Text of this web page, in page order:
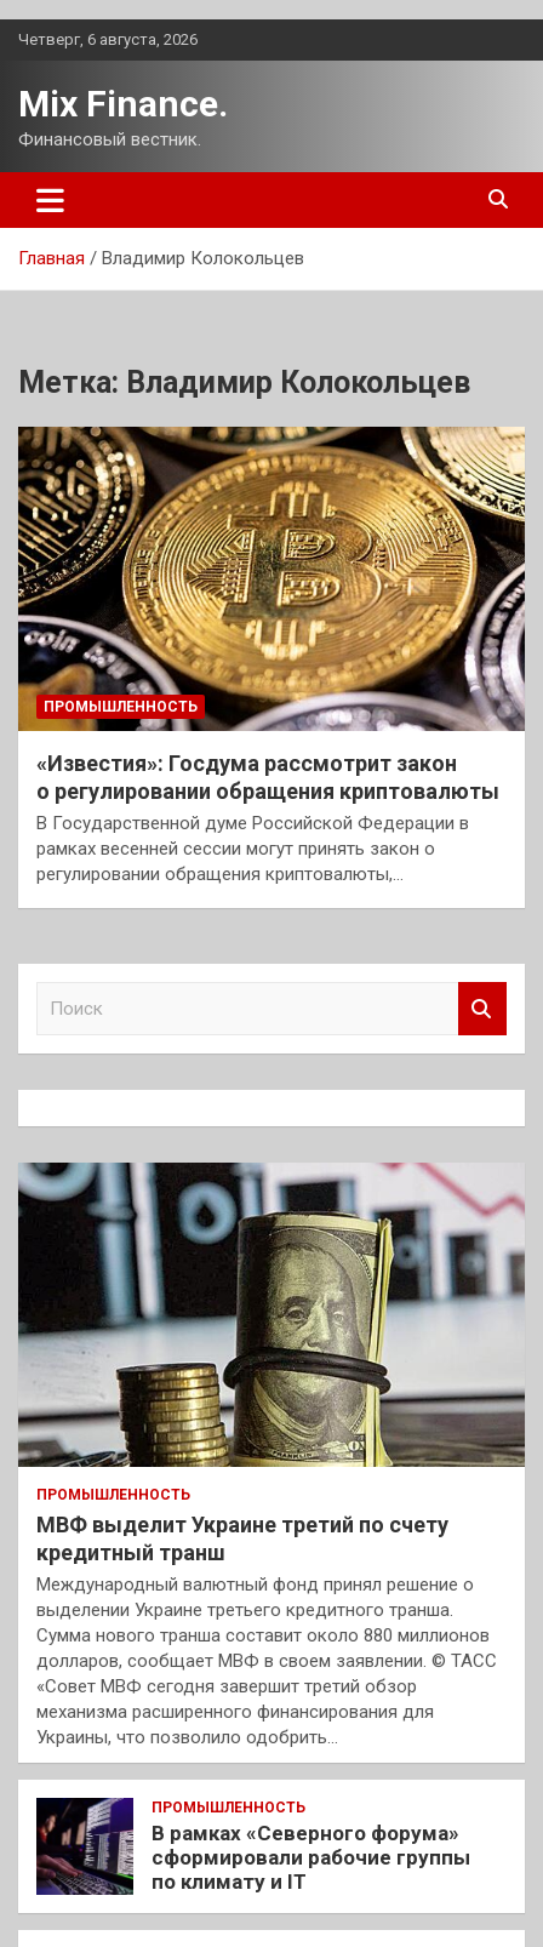
Перейти
Четверг, 6 августа, 2026
Mix Finance.
Финансовый вестник.
Главная Владимир Колокольцев
Метка: Владимир Колокольцев
ПРОМЫШЛЕННОСТЬ
«Известия»: Госдума рассмотрит закон
о регулировании обращения криптовалюты
В Государственной думе Российской Федерации в
рамках весенней сессии могут принять закон о
регулировании обращения криптовалюты,…
к
ПРОМЫШЛЕННОСТЬ
МВФ выделит Украине третий по счету
кредитный транш
Международный валютный фонд принял решение о
выделении Украине третьего кредитного транша.
Сумма нового транша составит около 880 миллионов
долларов, сообщает МВФ в своем заявлении. © ТАСС
«Совет МВФ сегодня завершит третий обзор
механизма расширенного финансирования для
Украины, что позволило одобрить…
ПРОМЫШЛЕННОСТЬ
В рамках «Северного форума»
сформировали рабочие группы
по климату и IT